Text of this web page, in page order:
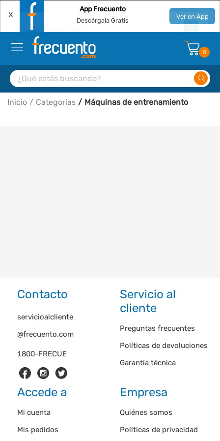
X
App Frecuento
Descárgala Gratis Ver en App
0
Inicio Categorías Máquinas de entrenamiento
Contacto
1800-FRECUE
servicioalcliente
@frecuento.com
Servicio al
cliente
Preguntas frecuentes
Políticas de devoluciones
Garantía técnica
Accede a
Mi cuenta
Mis pedidos
Empresa
Quiénes somos
Políticas de privacidad